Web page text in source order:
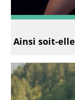
Ainsi soit-elle